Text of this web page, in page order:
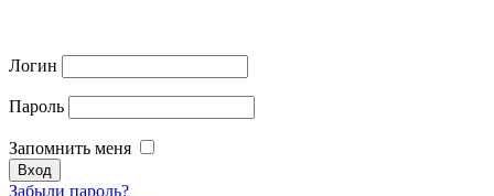
Логин
Пароль
Запомнить меня
Забыли пароль?